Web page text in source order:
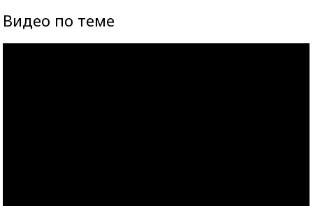
Видео по теме